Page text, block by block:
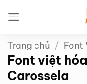
qua
nội
dung
Trang chủ / Font
Font việt
Carossela